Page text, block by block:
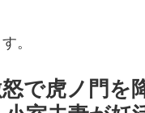
。
で虎ノ門を